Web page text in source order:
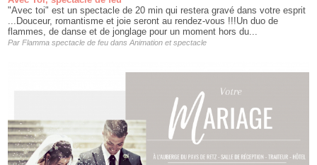
"Avec toi" est un spectacle de 20 min qui restera gravé dans votre esprit
...Douceur, romantisme et joie seront au rendez-vous !!!Un duo de
flammes, de danse et de jonglage pour un moment hors du...
Par Flamma spectacle de feudans Animation et spectacle